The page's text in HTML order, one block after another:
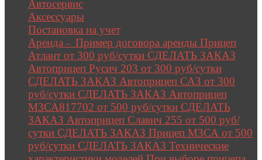
Автосервис
Аксессуары
Постановка на учет
Аренда – Пример договора аренды Прицеп
Атлант от 300 руб/сутки СДЕЛАТЬ ЗАКАЗ
Автоприцеп Русич 203 от 300 руб/сутки
СДЕЛАТЬ ЗАКАЗ Автоприцеп САЗ от 300
руб/сутки СДЕЛАТЬ ЗАКАЗ Автоприцеп
МЗСА817702 от 500 руб/сутки СДЕЛАТЬ
ЗАКАЗ Автоприцеп Славич 255 от 500 руб/
сутки СДЕЛАТЬ ЗАКАЗ Прицеп МЗСА от 500
руб/сутки СДЕЛАТЬ ЗАКАЗ Технические